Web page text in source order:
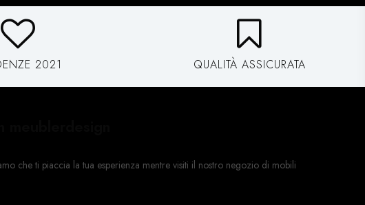
2021 QUALITÀ ASSICURATA
che ti piaccia la tua esperienza mentre visiti il ​​nostro negozio di mobili